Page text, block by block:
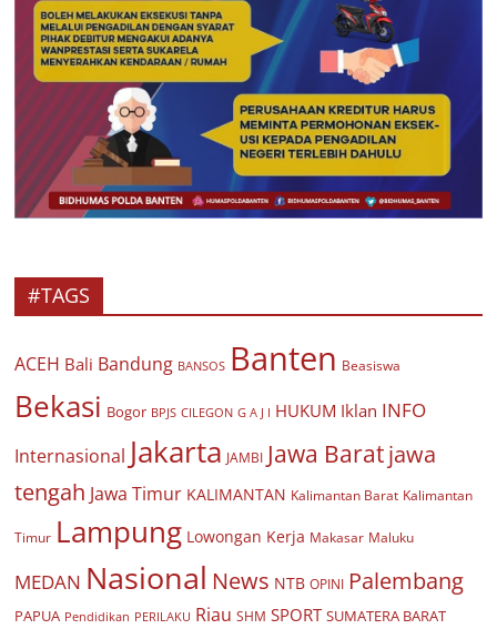
#TAGS
ACEH Bali Bandung BANSOS Banten Beasiswa
Bekasi Bogor BPJS CILEGON G A J I HUKUM Iklan INFO
Internasional Jakarta JAMBI Jawa Baratjawa
tengah Jawa Timur KALIMANTAN Kalimantan Barat Kalimantan
Timur Lampung Lowongan Kerja Makasar Maluku
MEDAN Nasional News NTB OPINI Palembang
PAPUA Pendidikan PERILAKU Riau SHM SPORT SUMATERA BARAT